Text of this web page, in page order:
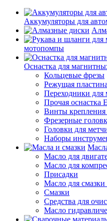
Аккумуляторы для
мотопомпы
Оснастка для
Кольцевые фрезы
Режущая
Переходники для
Прочая оснастка
Винты крепления
Фрезерные
Головки для
Наборы
Масло для
Масло для
Присадки
Масло для
Смазки
Средства для
Масло